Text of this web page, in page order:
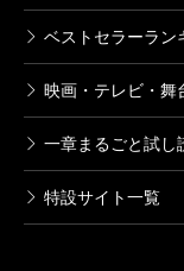
ベストセラーラン
映画・テレビ・舞
一章まるごと試し
特設サイト一覧